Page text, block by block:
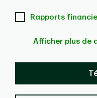
Rapports
Afficher plus de